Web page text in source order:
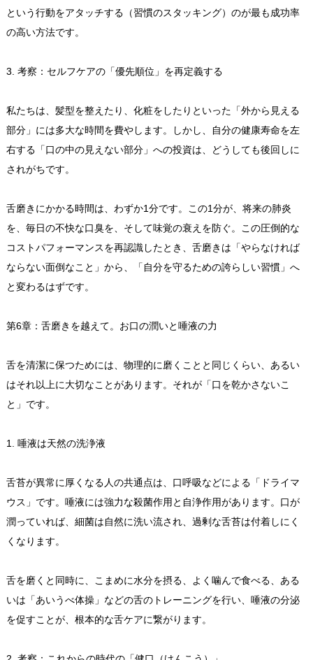
という行動をアタッチする（習慣のスタッキング）のが最も成功率
の高い方法です。
3. 考察：セルフケアの「優先順位」を再定義する
私たちは、髪型を整えたり、化粧をしたりといった「外から見える
部分」には多大な時間を費やします。しかし、自分の健康寿命を左
右する「口の中の見えない部分」への投資は、どうしても後回しに
されがちです。
舌磨きにかかる時間は、わずか1分です。この1分が、将来の肺炎
を、毎日の不快な口臭を、そして味覚の衰えを防ぐ。この圧倒的な
コストパフォーマンスを再認識したとき、舌磨きは「やらなければ
ならない面倒なこと」から、「自分を守るための誇らしい習慣」へ
と変わるはずです。
第6章：舌磨きを越えて。お口の潤いと唾液の力
舌を清潔に保つためには、物理的に磨くことと同じくらい、あるい
はそれ以上に大切なことがあります。それが「口を乾かさないこ
と」です。
1. 唾液は天然の洗浄液
舌苔が異常に厚くなる人の共通点は、口呼吸などによる「ドライマ
ウス」です。唾液には強力な殺菌作用と自浄作用があります。口が
潤っていれば、細菌は自然に洗い流され、過剰な舌苔は付着しにく
くなります。
舌を磨くと同時に、こまめに水分を摂る、よく噛んで食べる、ある
いは「あいうべ体操」などの舌のトレーニングを行い、唾液の分泌
を促すことが、根本的な舌ケアに繋がります。